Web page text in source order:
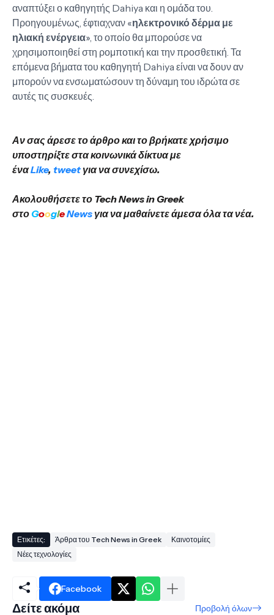
αναπτύξει ο καθηγητής Dahiya και η ομάδα του.
Προηγουμένως, έφτιαχναν «ηλεκτρονικό δέρμα με
ηλιακή ενέργεια», το οποίο θα μπορούσε να
χρησιμοποιηθεί στη ρομποτική και την προσθετική. Τα
επόμενα βήματα του καθηγητή Dahiya είναι να δουν αν
μπορούν να ενσωματώσουν τη δύναμη του ιδρώτα σε
αυτές τις συσκευές.
Αν σας άρεσε το άρθρο και το βρήκατε χρήσιμο
υποστηρίξτε στα κοινωνικά δίκτυα με
έναLike, tweet για να συνεχίσω.
Ακολουθήσετε το Tech News in Greek
στο GoogleNews για να μαθαίνετε άμεσα όλα τα νέα.
Ετικέτες: Άρθρα του Tech News in Greek
Καινοτομίες
Νέες τεχνολογίες
Facebook
Δείτε ακόμα Προβολή όλων